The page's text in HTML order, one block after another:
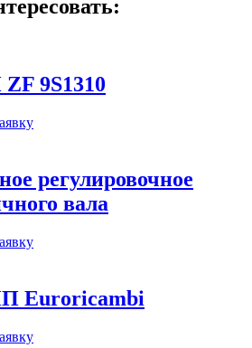
9S1310
регулировочное
вала
Euroricambi